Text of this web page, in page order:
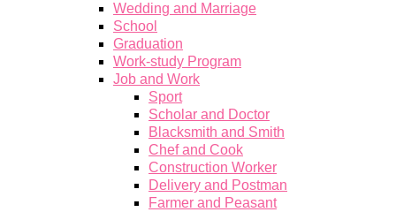
Wedding and Marriage
School
Graduation
Work-study Program
Job and Work
Sport
Scholar and Doctor
Blacksmith and Smith
Chef and Cook
Construction Worker
Delivery and Postman
Farmer and Peasant